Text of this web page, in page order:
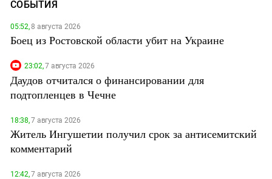
СОБЫТИЯ
05:52,8 августа 2026
Боец из Ростовской области убит на Украине
23:02,7 августа 2026
Даудов отчитался о финансировании для
подтопленцев в Чечне
18:38,7 августа 2026
Житель Ингушетии получил срок за антисемитский
комментарий
12:42,7 августа 2026